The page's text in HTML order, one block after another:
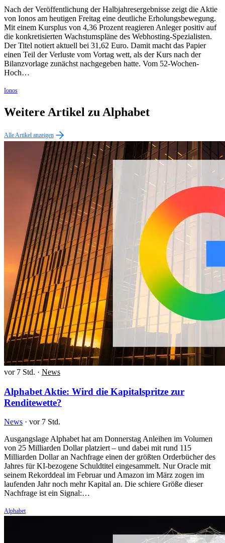
Nach der Veröffentlichung der Halbjahresergebnisse zeigt die Aktie
von Ionos am heutigen Freitag eine deutliche Erholungsbewegung.
Mit einem Kursplus von 4,36 Prozent reagieren Anleger positiv auf
die konkretisierten Wachstumspläne des Webhosting-Spezialisten.
Der Titel notiert aktuell bei 31,62 Euro. Damit macht das Papier
einen Teil der Verluste vom Vortag wett, als der Kurs nach der
Bilanzvorlage zunächst nachgegeben hatte. Vom 52-Wochen-
Hoch…
Ionos
Weitere Artikel zu Alphabet
Alle Artikel anzeigen
vor 7 Std. · News
Alphabet Aktie: Wird die Kapitalspritze zur
Renditewette?
News · vor 7 Std.
Ausgangslage Alphabet hat am Donnerstag Anleihen im Volumen
von 25 Milliarden Dollar platziert – und dabei mit rund 115
Milliarden Dollar an Nachfrage einen der größten Orderbücher des
Jahres für KI-bezogene Schuldtitel eingesammelt. Nur Oracle mit
seinem Rekorddeal im Februar und Amazon im März zogen im
laufenden Jahr noch mehr Kapital an. Die schiere Größe dieser
Nachfrage ist ein Signal:…
Alphabet